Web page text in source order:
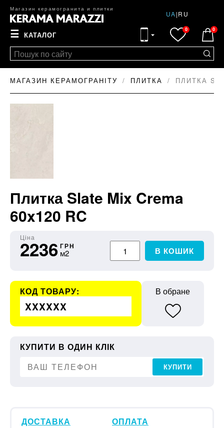
Магазин керамогранита и плитки
UA|RU
☰ КАТАЛОГ
0 0
МАГАЗИН КЕРАМОГРАНІТУ ПЛИТКА ПЛИТКА
Плитка Slate Mix Crema
60x120 RC
Ціна
2236 ГРН
м2 В КОШИК
КОД ТОВАРУ:
XXXXXX
В обране
КУПИТИ В ОДИН КЛІК
КУПИТИ
ДОСТАВКА ОПЛАТА